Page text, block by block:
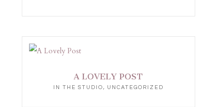
A LOVELY POST
IN THE STUDIO, UNCATEGORIZED